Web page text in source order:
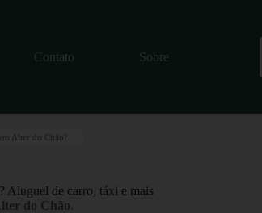
Contato Sobre
Alter do Chão?
Aluguel de carro, táxi e mais
do Chão